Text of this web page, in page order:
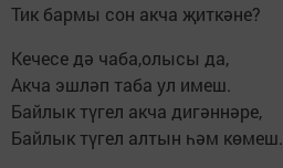
Тик бармы сон акча җиткәне?
Кечесе дә чаба,олысы да,
Акча эшләп таба ул имеш.
Байлык түгел акча дигәннәре,
Байлык түгел алтын һәм көмеш.